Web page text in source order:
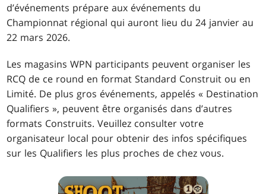
d’événements prépare aux événements du
Championnat régional qui auront lieu du 24 janvier au
22 mars 2026.
Les magasins WPN participants peuvent organiser les
RCQ de ce round en format Standard Construit ou en
Limité. De plus gros événements, appelés « Destination
Qualifiers », peuvent être organisés dans d’autres
formats Construits. Veuillez consulter votre
organisateur local pour obtenir des infos spécifiques
sur les Qualifiers les plus proches de chez vous.